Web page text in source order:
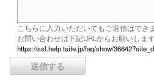
こちらに入力いただいてもご返信はでき
お問い合わせは下記URLからお願いします
https://ssl.help.tsite.jp/faq/show/